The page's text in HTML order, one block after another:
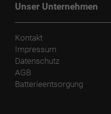
Unser Unternehmen
Kontakt
Impressum
Datenschutz
AGB
Batterieentsorgung